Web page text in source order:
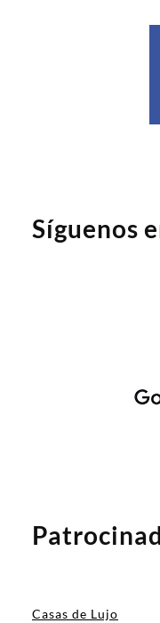
Síguenos
Casas de Lujo